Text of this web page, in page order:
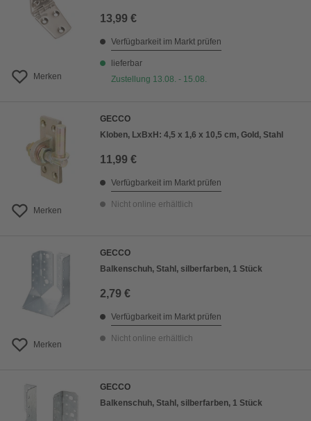
Merken
13,99 €
Verfügbarkeit im Markt prüfen
lieferbar
Zustellung 13.08. - 15.08.
Merken
GECCO
Kloben, LxBxH: 4,5 x 1,6 x 10,5 cm, Gold, Stahl
11,99 €
Verfügbarkeit im Markt prüfen
Nicht online erhältlich
Merken
GECCO
Balkenschuh, Stahl, silberfarben, 1 Stück
2,79 €
Verfügbarkeit im Markt prüfen
Nicht online erhältlich
GECCO
Balkenschuh, Stahl, silberfarben, 1 Stück